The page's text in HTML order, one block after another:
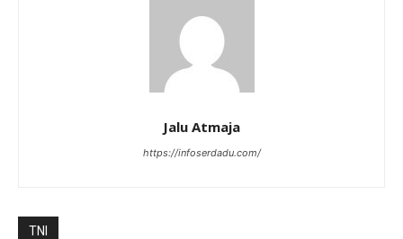
Jalu Atmaja
https://infoserdadu.com/
TNI